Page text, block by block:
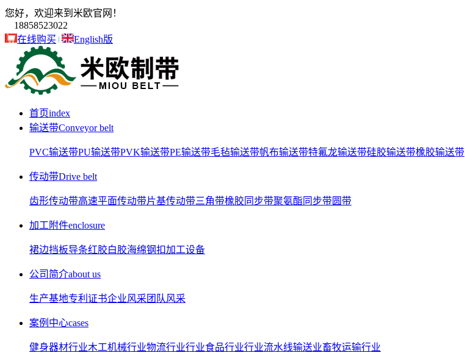
您好，欢迎来到米欧官网！
18858523022
在线购买
English版
首页index
输送带Conveyor belt
PVC输送带PU输送带PVK输送带PE输送带毛毡输送带帆布输送带特氟龙输送带硅胶输送带橡胶输送带
传动带Drive belt
齿形传动带高速平面传动带片基传动带三角带橡胶同步带聚氨酯同步带圆带
加工附件enclosure
裙边挡板导条红胶白胶海绵钢扣加工设备
公司简介about us
生产基地专利证书企业风采 团队风采
案例中心cases
健身器材行业木工机械行业物流行业行业食品行业行业流水线输送业畜牧运输行业